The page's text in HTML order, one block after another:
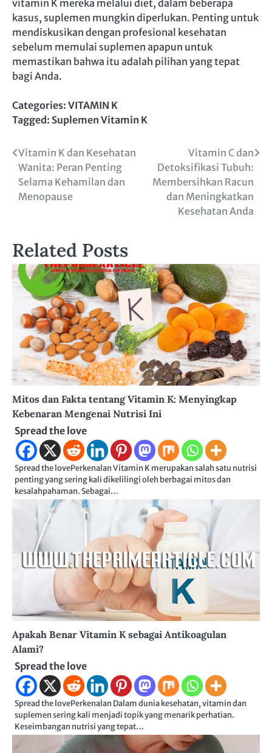
vitamin K mereka melalui diet, dalam beberapa
kasus, suplemen mungkin diperlukan. Penting untuk
mendiskusikan dengan profesional kesehatan
sebelum memulai suplemen apapun untuk
memastikan bahwa itu adalah pilihan yang tepat
bagi Anda.
Categories: VITAMIN K
Tagged: Suplemen Vitamin K
Navigasi
pos
Vitamin K dan Kesehatan
Wanita: Peran Penting
Selama Kehamilan dan
Menopause
Vitamin C dan
Detoksifikasi Tubuh:
Membersihkan Racun
dan Meningkatkan
Kesehatan Anda
Related Posts
Mitos dan Fakta tentang Vitamin K: Menyingkap
Kebenaran Mengenai Nutrisi Ini
Spread the love
Spread the lovePerkenalan Vitamin K merupakan salah satu nutrisi
penting yang sering kali dikelilingi oleh berbagai mitos dan
kesalahpahaman. Sebagai…
Apakah Benar Vitamin K sebagai Antikoagulan
Alami?
Spread the love
Spread the lovePerkenalan Dalam dunia kesehatan, vitamin dan
suplemen sering kali menjadi topik yang menarik perhatian.
Keseimbangan nutrisi yang tepat…